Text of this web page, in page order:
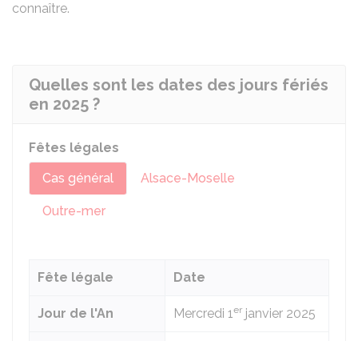
connaître.
Quelles sont les dates des jours fériés
en 2025 ?
Fêtes légales
Cas général
Alsace-Moselle
Outre-mer
Fête légale Date
Jour de l'An Mercredi 1er janvier 2025